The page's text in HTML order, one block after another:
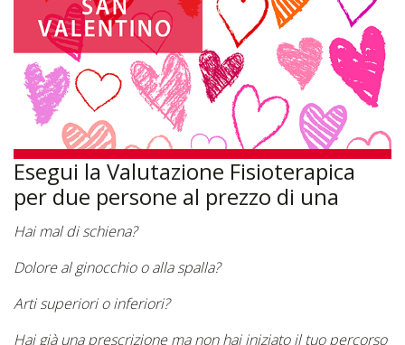
Esegui la Valutazione Fisioterapica
per due persone al prezzo di una
Hai mal di schiena?
Dolore al ginocchio o alla spalla?
Arti superiori o inferiori?
Hai già una prescrizione ma non hai iniziato il tuo percorso